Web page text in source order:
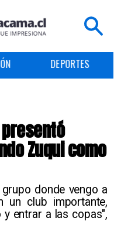
CULTURA
Zuqui como
donde vengo a
un club importante,
entrar a las copas",